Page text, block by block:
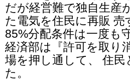
だが経営難で独自生産
た電気を住民に再販
85%分配条件は一度も
経済部は『許可を取り
場を押し通して、 住
た。